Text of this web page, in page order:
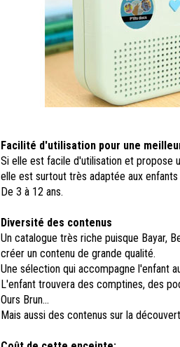
Facilité d'utilisation pour une
Si elle est facile d'utilisation et propose
elle est surtout très adaptée aux enfants
De 3 à 12 ans.
Diversité des contenus
Un catalogue très riche puisque Bayar,
créer un contenu de grande qualité.
Une sélection qui accompagne l'enfant
L'enfant trouvera des comptines, des
Ours Brun...
Mais aussi des contenus sur la